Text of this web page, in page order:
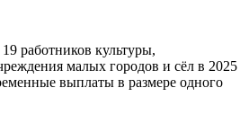
работников культуры,
малых городов и сёл в 2025
выплаты в размере одного